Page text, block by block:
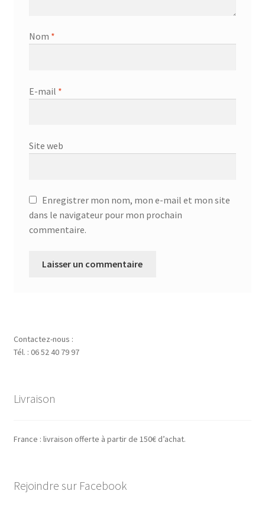
Nom *
E-mail *
Site web
Enregistrer mon nom, mon e-mail et mon site
dans le navigateur pour mon prochain
commentaire.
Contactez-nous :
Tél. : 06 52 40 79 97
Livraison
France : livraison offerte à partir de 150€ d’achat.
Rejoindre sur Facebook